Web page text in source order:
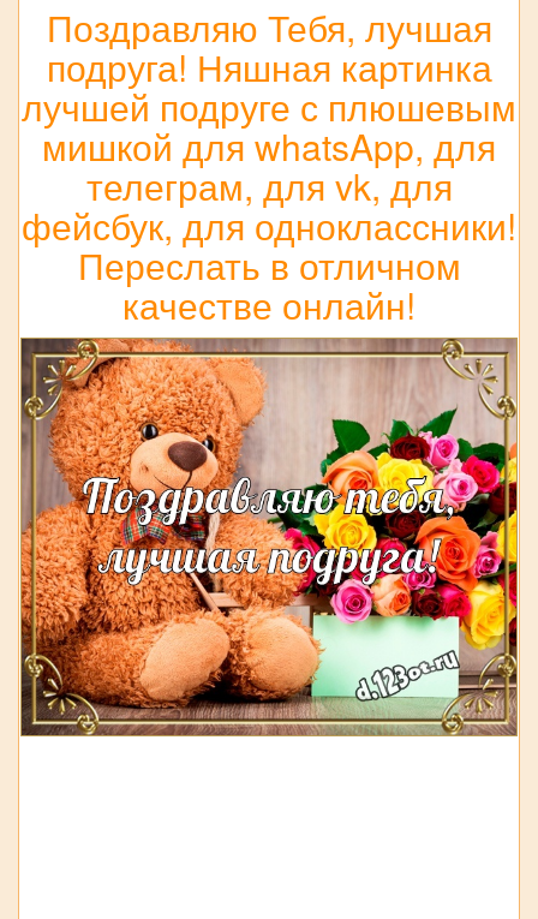
Поздравляю Тебя, лучшая
подруга! Няшная картинка
лучшей подруге с плюшевым
мишкой для whatsApp, для
телеграм, для vk, для
фейсбук, для одноклассники!
Переслать в отличном
качестве онлайн!